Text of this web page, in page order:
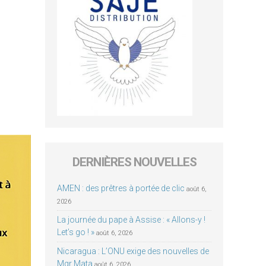
DERNIÈRES NOUVELLES
AMEN : des prêtres à portée de clic août 6,
2026
La journée du pape à Assise : « Allons-y !
Let’s go ! » août 6, 2026
Nicaragua : L’ONU exige des nouvelles de
Mgr Mata